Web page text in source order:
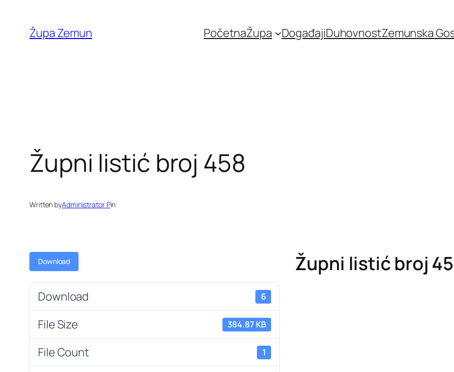
content
Župa Zemun PočetnaŽupa DogađajiDuhovnostZemunska
Župni listić broj 458
Written byAdministrator Pin
Download
Download 6
File Size 384.87 KB
File Count 1
Župni listić broj